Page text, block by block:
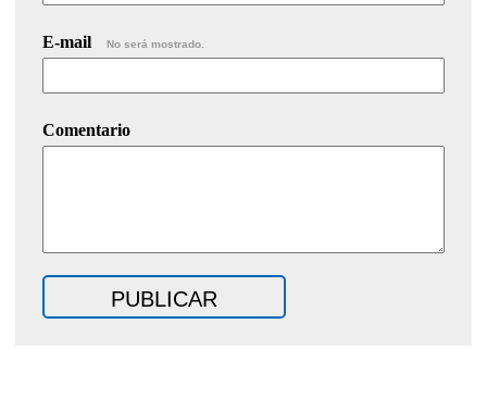
E-mail No será mostrado.
Comentario